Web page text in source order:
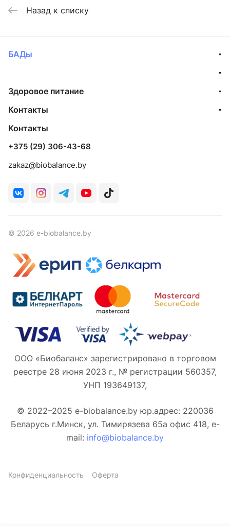
Назад к списку
БАДы
Здоровое питание
Контакты
Контакты
+375 (29) 306-43-68
zakaz@biobalance.by
© 2026 e-biobalance.by
ООО «Биобаланс» зарегистрировано в торговом
реестре 28 июня 2023 г., № регистрации 560357,
УНП 193649137,
© 2022–2025 e-biobalance.by юр.адрес: 220036
Беларусь г.Минск, ул. Тимирязева 65а офис 418, e-
mail: info@biobalance.by
Конфиденциальность Оферта